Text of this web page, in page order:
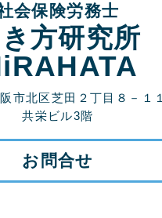
会保険労務士
方研究所
市北区芝田２丁目８－１１
共栄ビル3階
お問合せ